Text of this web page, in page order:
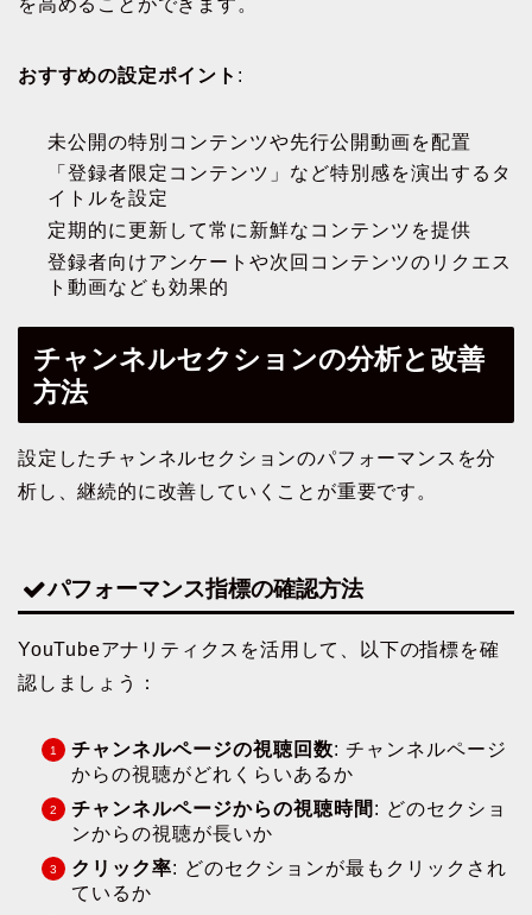
おすすめの設定ポイント :
未公開の特別コンテンツや先行公開動画を配置
「登録者限定コンテンツ」など特別感を演出するタ
イトルを設定
定期的に更新して常に新鮮なコンテンツを提供
登録者向けアンケートや次回コンテンツのリクエス
ト動画なども効果的
チャンネルセクションの分析と改善
方法
設定したチャンネルセクションのパフォーマンスを分
析し、継続的に改善していくことが重要です。
パフォーマンス指標の確認方法
YouTubeアナリティクスを活用して、以下の指標を確
認しましょう：
チャンネルページの視聴回数: チャンネルページ
からの視聴がどれくらいあるか
チャンネルページからの視聴時間 : どのセクショ
ンからの視聴が長いか
クリック率: どのセクションが最もクリックされ
ているか